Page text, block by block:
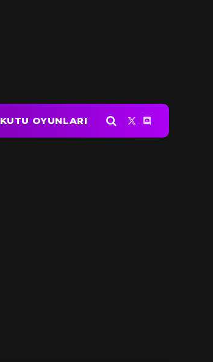
KUTU OYUNLARI
X
(Twitter)
Discord